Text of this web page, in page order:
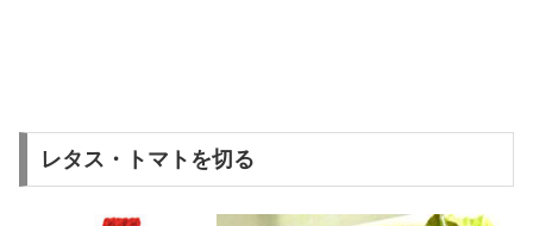
レタス・トマトを切る